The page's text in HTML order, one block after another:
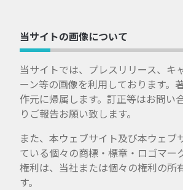
当サイトの画像について
当サイトでは、プレスリリース、キ
ーン等の画像を利用しております。
作元に帰属します。訂正等はお問い
りご報告お願い致します。
また、本ウェブサイト及び本ウェブ
ている個々の商標・標章・ロゴマー
権利は、当社または個々の権利の所
す。